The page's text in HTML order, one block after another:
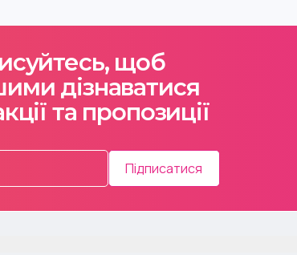
щоб
дізнаватися
та пропозиції
Підписатися